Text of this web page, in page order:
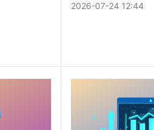
2026-07-24 12:44